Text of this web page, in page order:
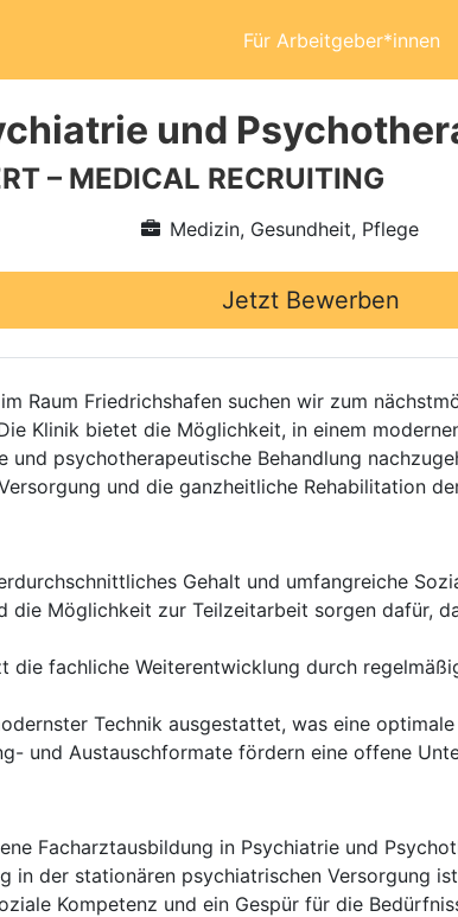
Für Arbeitgeber*innen
und
– MEDICAL RECRUITING
Medizin, Gesundheit, Pflege
Jetzt Bewerben
Raum Friedrichshafen suchen wir zum
Klinik bietet die Möglichkeit, in einem
psychotherapeutische Behandlung
und die ganzheitliche Rehabilitation
Gehalt und umfangreiche
die Möglichkeit zur Teilzeitarbeit sorgen dafür,
die fachliche Weiterentwicklung durch
Technik ausgestattet, was eine
und Austauschformate fördern eine offene
Facharztausbildung in Psychiatrie und
in der stationären psychiatrischen Versorgung
Kompetenz und ein Gespür für die